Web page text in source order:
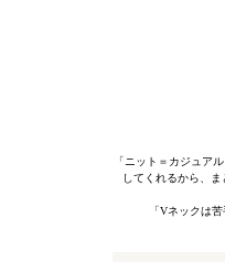
「ニット＝カジュア
してくれるから、
「Vネックは